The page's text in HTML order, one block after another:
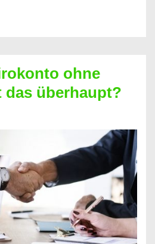
ohne
das überhaupt?